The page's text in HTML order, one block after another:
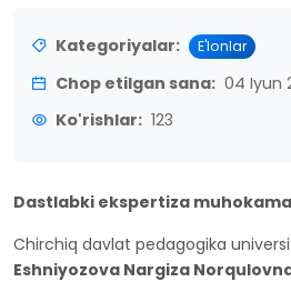
Kategoriyalar: E'lonlar
Chop etilgan sana: 04 Iyun
Ko'rishlar: 123
Dastlabki ekspertiza
Chirchiq davlat pedagogika
Eshniyozova Nargiza